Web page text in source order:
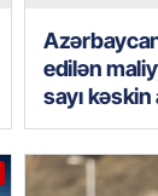
edilən
sayı kəskin